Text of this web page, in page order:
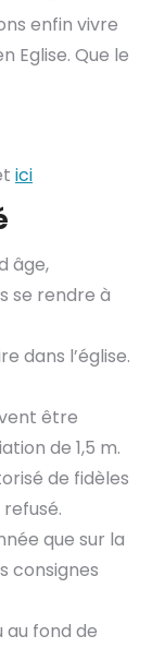
enfin vivre
Eglise. Que le
ici
âge,
se rendre à
dans l’église.
être
de 1,5 m.
de fidèles
que sur la
consignes
au fond de